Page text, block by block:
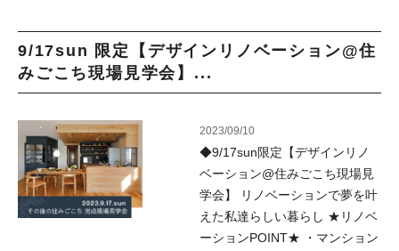
9/17sun 限定【デザインリノベーション@住
みごこち現場見学会】...
2023/09/10
◆9/17sun限定【デザインリノ
ベーション@住みごこち現場見
学会】 リノベーションで夢を叶
えた私達らしい暮らし ★リノベ
ーションPOINT★ ・マンション